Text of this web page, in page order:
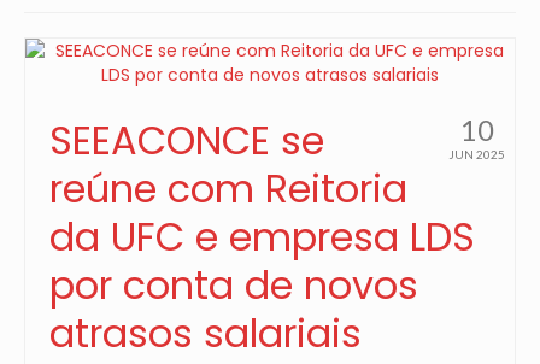
10
JUN 2025
SEEACONCE se
reúne com Reitoria
da UFC e empresa LDS
por conta de novos
atrasos salariais